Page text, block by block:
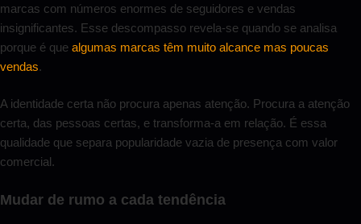
marcas com números enormes de seguidores e vendas
insignificantes. Esse descompasso revela-se quando se analisa
porque é que algumas marcas têm muito alcance mas poucas
vendas.
A identidade certa não procura apenas atenção. Procura a atenção
certa, das pessoas certas, e transforma-a em relação. É essa
qualidade que separa popularidade vazia de presença com valor
comercial.
Mudar de rumo a cada tendência